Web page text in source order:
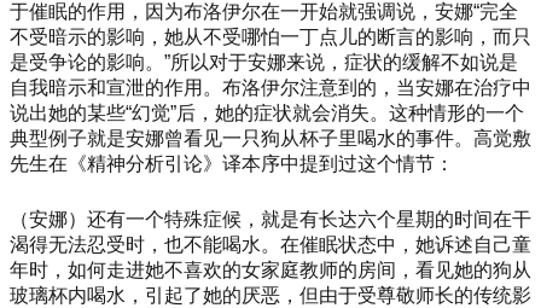
于催眠的作用，因为布洛伊尔在一开始就强调说，安娜“完全
不受暗示的影响，她从不受哪怕一丁点儿的断言的影响，而只
是受争论的影响。”所以对于安娜来说，症状的缓解不如说是
自我暗示和宣泄的作用。布洛伊尔注意到的，当安娜在治疗中
说出她的某些“幻觉”后，她的症状就会消失。这种情形的一个
典型例子就是安娜曾看见一只狗从杯子里喝水的事件。高觉敷
先生在《精神分析引论》译本序中提到过这个情节：
（安娜）还有一个特殊症候，就是有长达六个星期的时间在干
渴得无法忍受时，也不能喝水。在催眠状态中，她诉述自己童
年时，如何走进她不喜欢的女家庭教师的房间，看见她的狗从
玻璃杯内喝水，引起了她的厌恶，但由于受尊敬师长的传统影